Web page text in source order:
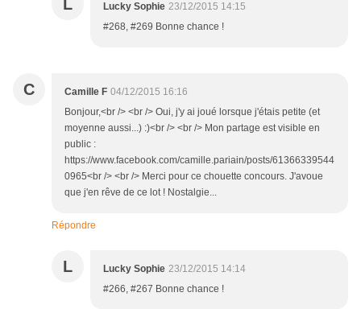
L Lucky Sophie 23/12/2015 14:15
#268, #269 Bonne chance !
C Camille F 04/12/2015 16:16
Bonjour,<br /> <br /> Oui, j'y ai joué lorsque j'étais petite (et
moyenne aussi...) :)<br /> <br /> Mon partage est visible en
public :
https://www.facebook.com/camille.pariain/posts/61366339544
0965<br /> <br /> Merci pour ce chouette concours. J'avoue
que j'en rêve de ce lot ! Nostalgie...
Répondre
L Lucky Sophie 23/12/2015 14:14
#266, #267 Bonne chance !